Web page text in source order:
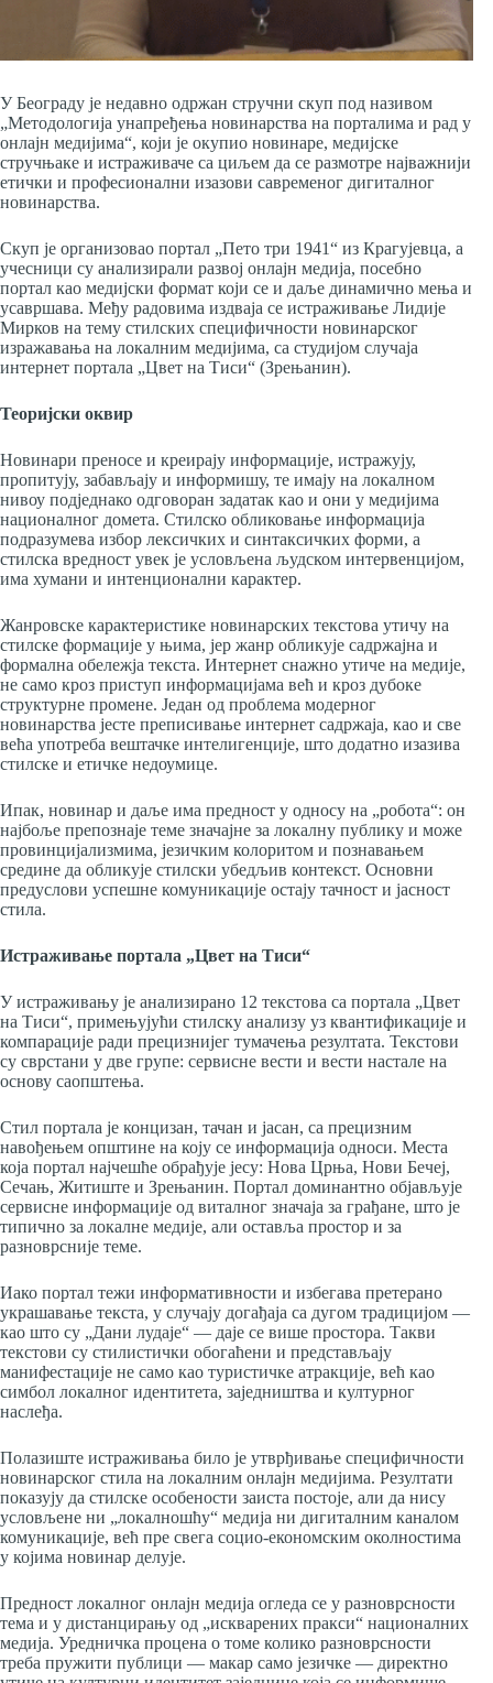
У Београду је недавно одржан стручни скуп под називом
„Методологија унапређења новинарства на порталима и рад у
онлајн медијима“, који је окупио новинаре, медијске
стручњаке и истраживаче са циљем да се размотре најважнији
етички и професионални изазови савременог дигиталног
новинарства.
Скуп је организовао портал „Пето три 1941“ из Крагујевца, а
учесници су анализирали развој онлајн медија, посебно
портал као медијски формат који се и даље динамично мења и
усавршава. Међу радовима издваја се истраживање Лидије
Мирков на тему стилских специфичности новинарског
изражавања на локалним медијима, са студијом случаја
интернет портала „Цвет на Тиси“ (Зрењанин).
Теоријски оквир
Новинари преносе и креирају информације, истражују,
пропитују, забављају и информишу, те имају на локалном
нивоу подједнако одговоран задатак као и они у медијима
националног домета. Стилско обликовање информација
подразумева избор лексичких и синтаксичких форми, а
стилска вредност увек је условљена људском интервенцијом,
има хумани и интенционални карактер.
Жанровске карактеристике новинарских текстова утичу на
стилске формације у њима, јер жанр обликује садржајна и
формална обележја текста. Интернет снажно утиче на медије,
не само кроз приступ информацијама већ и кроз дубоке
структурне промене. Један од проблема модерног
новинарства јесте преписивање интернет садржаја, као и све
већa употреба вештачке интелигенције, што додатно изазива
стилске и етичке недоумице.
Ипак, новинар и даље има предност у односу на „робота“: он
најбоље препознаје теме значајне за локалну публику и може
провинцијализмима, језичким колоритом и познавањем
средине да обликује стилски убедљив контекст. Основни
предуслови успешне комуникације остају тачност и јасност
стила.
Истраживање портала „Цвет на Тиси“
У истраживању је анализирано 12 текстова са портала „Цвет
на Тиси“, примењујући стилску анализу уз квантификације и
компарације ради прецизнијег тумачења резултата. Текстови
су сврстани у две групе: сервисне вести и вести настале на
основу саопштења.
Стил портала је концизан, тачан и јасан, са прецизним
навођењем општине на коју се информација односи. Места
која портал најчешће обрађује јесу: Нова Црња, Нови Бечеј,
Сечањ, Житиште и Зрењанин. Портал доминантно објављује
сервисне информације од виталног значаја за грађане, што је
типично за локалне медије, али оставља простор и за
разноврсније теме.
Иако портал тежи информативности и избегава претерано
украшавање текста, у случају догађаја са дугом традицијом —
као што су „Дани лудаје“ — даје се више простора. Такви
текстови су стилистички обогаћени и представљају
манифестације не само као туристичке атракције, већ као
симбол локалног идентитета, заједништва и културног
наслеђа.
Полазиште истраживања било је утврђивање специфичности
новинарског стила на локалним онлајн медијима. Резултати
показују да стилске особености заиста постоје, али да нису
условљене ни „локалношћу“ медија ни дигиталним каналом
комуникације, већ пре свега социо-економским околностима
у којима новинар делује.
Предност локалног онлајн медија огледа се у разноврсности
тема и у дистанцирању од „искварених пракси“ националних
медија. Уредничка процена о томе колико разноврсности
треба пружити публици — макар само језичке — директно